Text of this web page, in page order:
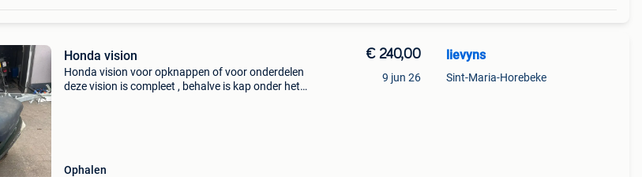
Honda vision
Honda vision voor opknappen of voor onderdelen
deze vision is compleet , behalve is kap onder het
Ophalen
€ 240,00
9 jun 26
lievyns
Sint-Maria-Horebeke